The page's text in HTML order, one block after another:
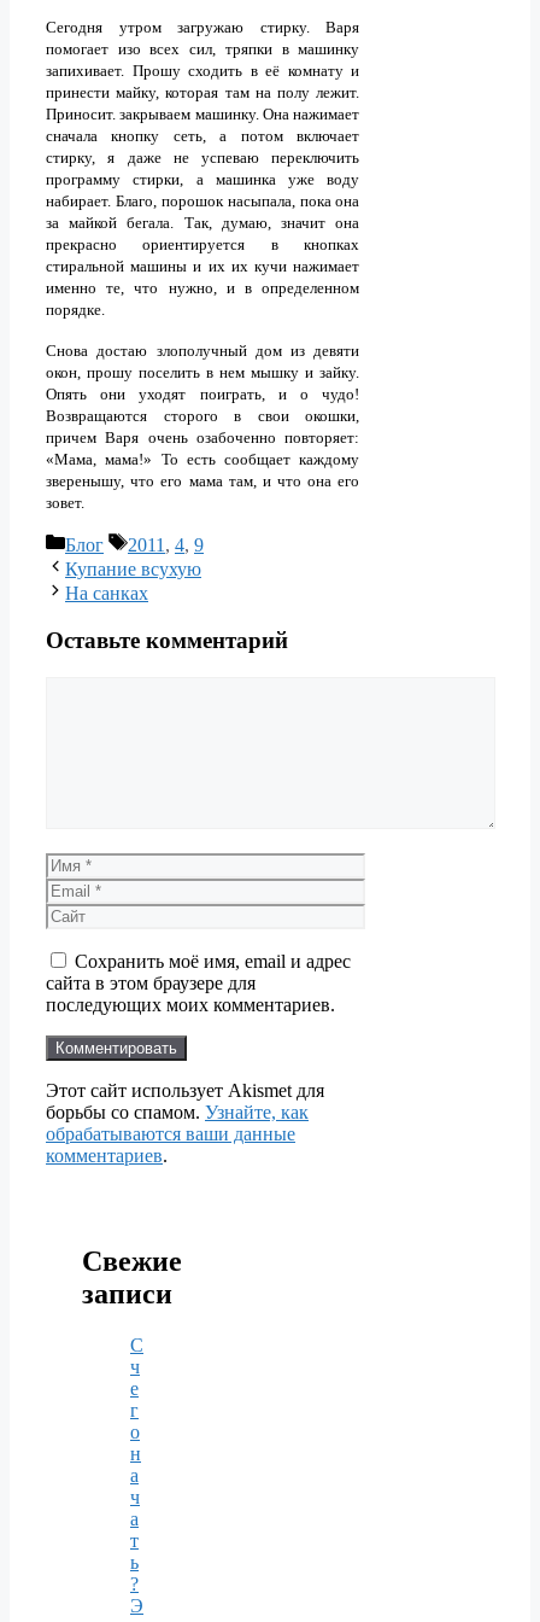
Сегодня утром загружаю стирку. Варя
помогает изо всех сил, тряпки в машинку
запихивает. Прошу сходить в её комнату и
принести майку, которая там на полу лежит.
Приносит. закрываем машинку. Она нажимает
сначала кнопку сеть, а потом включает
стирку, я даже не успеваю переключить
программу стирки, а машинка уже воду
набирает. Благо, порошок насыпала, пока она
за майкой бегала. Так, думаю, значит она
прекрасно ориентируется в кнопках
стиральной машины и их их кучи нажимает
именно те, что нужно, и в определенном
порядке.
Снова достаю злополучный дом из девяти
окон, прошу поселить в нем мышку и зайку.
Опять они уходят поиграть, и о чудо!
Возвращаются сторого в свои окошки,
причем Варя очень озабоченно повторяет:
«Мама, мама!» То есть сообщает каждому
зверенышу, что его мама там, и что она его
зовет.
Рубрики
Блог Метки
2011 , 4, 9
Купание всухую
На санках
Оставьте комментарий
Имя
Email
Сайт
Сохранить моё имя, email и адрес
сайта в этом браузере для
последующих моих комментариев.
Этот сайт использует Akismet для
борьбы со спамом. Узнайте, как
обрабатываются ваши данные
комментариев.
Свежие
записи
С
ч
е
г
о
н
а
ч
а
т
ь
?
Э